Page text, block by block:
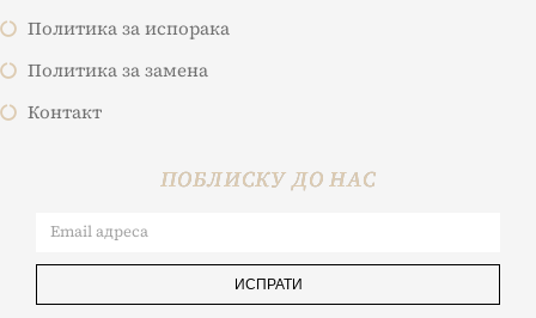
Политика за испорака
Политика за замена
Контакт
ПОБЛИСКУ ДО НАС
ИСПРАТИ